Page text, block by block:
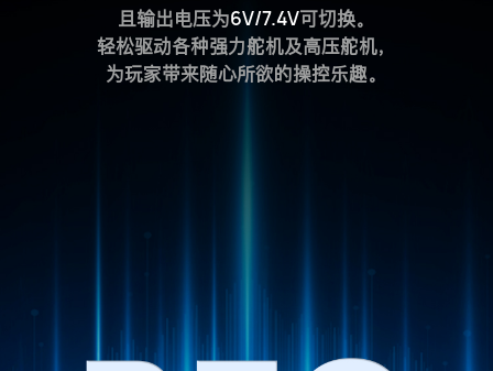
且输出电压为6V/7.4V可切换。
轻松驱动各种强力舵机及高压舵机，
为玩家带来随心所欲的操控乐趣。